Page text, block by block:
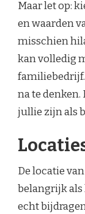
Maar let op:
en waarden
misschien
kan volledig
familiebedrijf.
na te
jullie zijn als
De locatie
belangrijk als
echt